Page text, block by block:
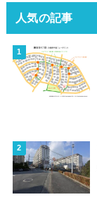
人気の記事